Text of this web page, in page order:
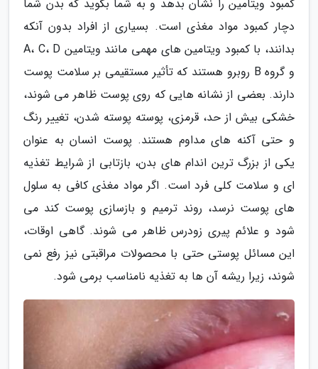
کمبود ویتامین را نشان بدهد و به شما بگوید که بدن شما
دچار کمبود مواد مغذی است. بسیاری از افراد بدون آنکه
بدانند، با کمبود ویتامین های مهمی مانند ویتامین A، C، D
و گروه B روبرو هستند که تأثیر مستقیمی بر سلامت پوست
دارند. بعضی از نشانه هایی که روی پوست ظاهر می شوند،
خشکی بیش از حد، قرمزی، پوسته پوسته شدن، تغییر رنگ
و حتی آکنه های مداوم هستند. پوست انسان به عنوان
یکی از بزرگ ترین اندام های بدن، بازتابی از شرایط تغذیه
ای و سلامت کلی فرد است. اگر مواد مغذی کافی به سلول
های پوست نرسد، روند ترمیم و بازسازی پوست کند می
شود و علائم پیری زودرس ظاهر می شوند. گاهی اوقات،
این مسائل پوستی حتی با محصولات مراقبتی نیز رفع نمی
شوند، زیرا ریشه آن ها به تغذیه نامناسب برمی شود.